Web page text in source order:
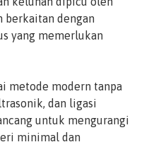
berkaitan dengan
yang memerlukan
metode modern tanpa
dan ligasi
untuk mengurangi
minimal dan